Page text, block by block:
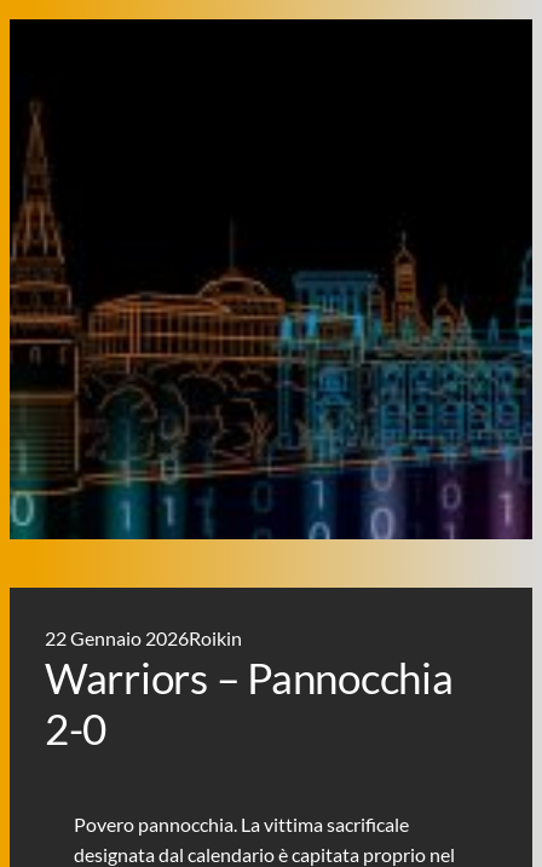
22 Gennaio 2026Roikin
Warriors – Pannocchia
2-0
Povero pannocchia. La vittima sacrificale
designata dal calendario è capitata proprio nel